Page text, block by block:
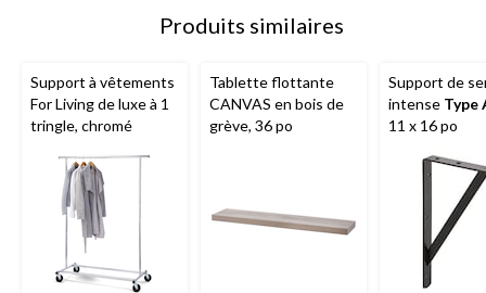
Produits similaires
Support à vêtements
For Living de luxe à 1
tringle, chromé
Tablette flottante
CANVAS en bois de
grève, 36 po
Support de
intense Type
11 x 16 po